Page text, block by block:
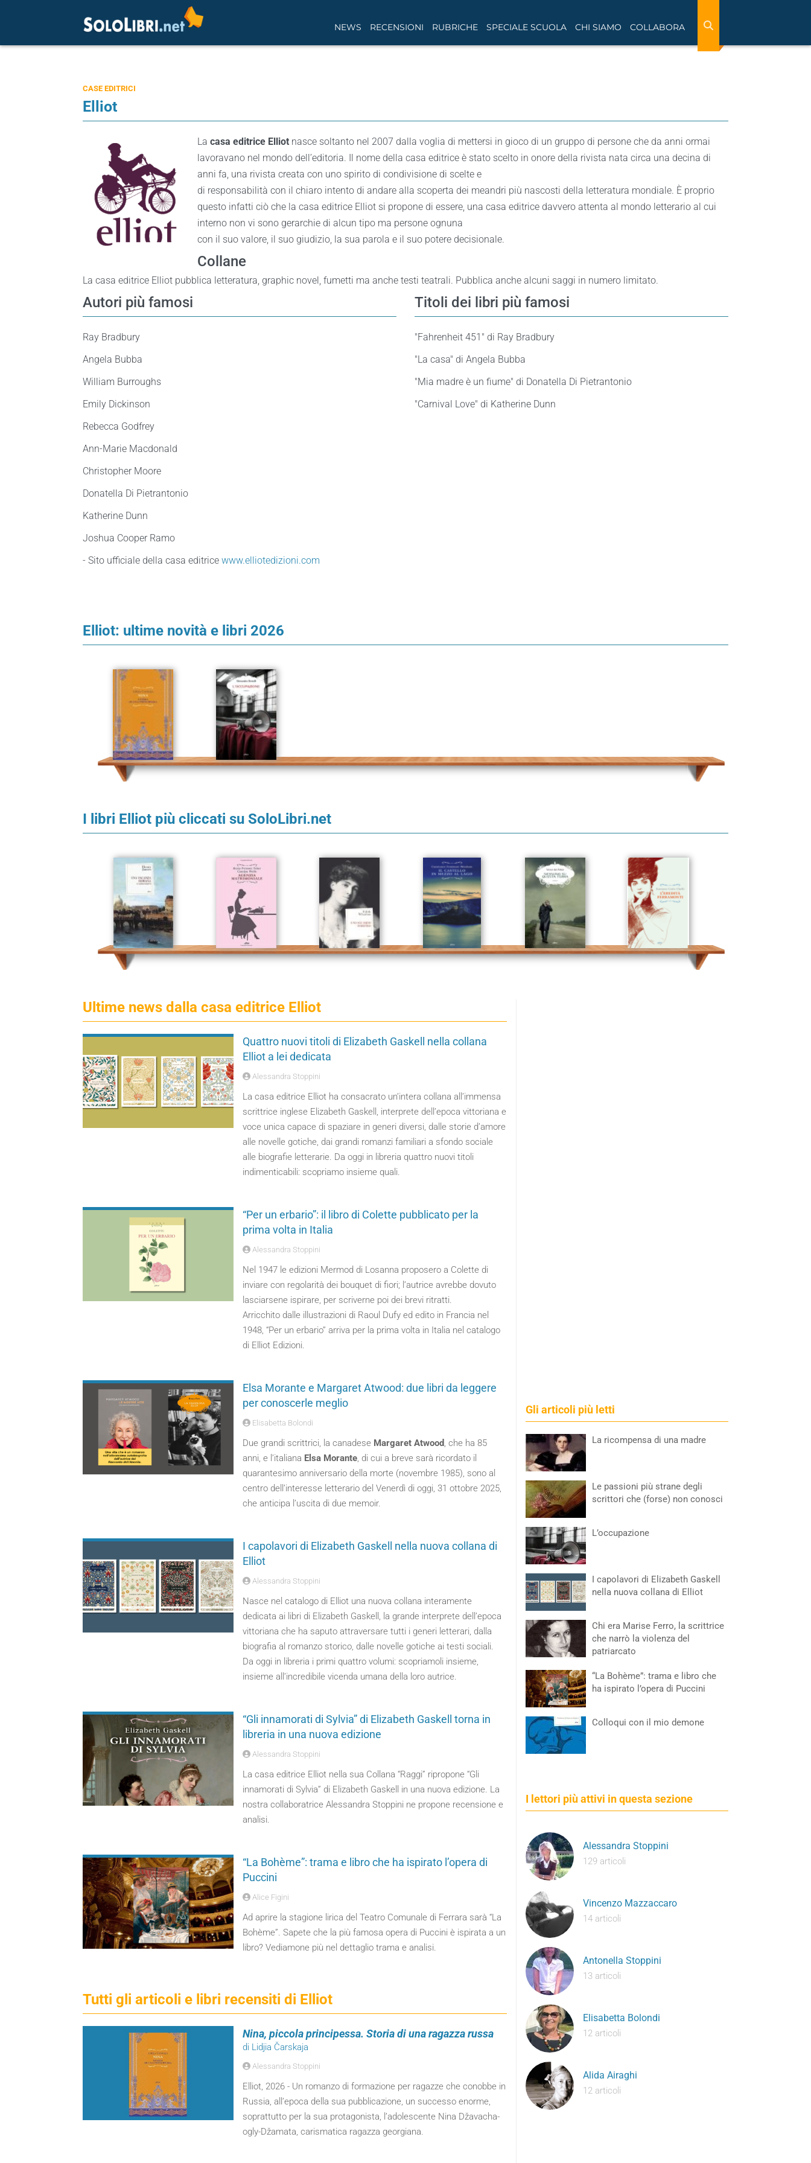
NEWS RECENSIONI RUBRICHE SPECIALE SCUOLA CHI SIAMO COLLABORA
CASE EDITRICI
Elliot
La casa editrice Elliot nasce soltanto nel 2007 dalla voglia di mettersi in gioco di un gruppo di persone che da anni ormai
lavoravano nel mondo dell’editoria. Il nome della casa editrice è stato scelto in onore della rivista nata circa una decina di
anni fa, una rivista creata con uno spirito di condivisione di scelte e
di responsabilità con il chiaro intento di andare alla scoperta dei meandri più nascosti della letteratura mondiale. È proprio
questo infatti ciò che la casa editrice Elliot si propone di essere, una casa editrice davvero attenta al mondo letterario al cui
interno non vi sono gerarchie di alcun tipo ma persone ognuna
con il suo valore, il suo giudizio, la sua parola e il suo potere decisionale.
Collane
La casa editrice Elliot pubblica letteratura, graphic novel, fumetti ma anche testi teatrali. Pubblica anche alcuni saggi in numero limitato.
Autori più famosi
Ray Bradbury
Angela Bubba
William Burroughs
Emily Dickinson
Rebecca Godfrey
Ann-Marie Macdonald
Christopher Moore
Donatella Di Pietrantonio
Katherine Dunn
Joshua Cooper Ramo
Titoli dei libri più famosi
"Fahrenheit 451" di Ray Bradbury
"La casa" di Angela Bubba
"Mia madre è un fiume" di Donatella Di Pietrantonio
"Carnival Love" di Katherine Dunn
- Sito ufficiale della casa editrice www.elliotedizioni.com
Elliot: ultime novità e libri 2026
I libri Elliot più cliccati su SoloLibri.net
Ultime news dalla casa editrice Elliot
Quattro nuovi titoli di Elizabeth Gaskell nella collana
Elliot a lei dedicata
Alessandra Stoppini
La casa editrice Elliot ha consacrato un’intera collana all’immensa
scrittrice inglese Elizabeth Gaskell, interprete dell’epoca vittoriana e
voce unica capace di spaziare in generi diversi, dalle storie d’amore
alle novelle gotiche, dai grandi romanzi familiari a sfondo sociale
alle biografie letterarie. Da oggi in libreria quattro nuovi titoli
indimenticabili: scopriamo insieme quali.
“Per un erbario”: il libro di Colette pubblicato per la
prima volta in Italia
Alessandra Stoppini
Nel 1947 le edizioni Mermod di Losanna proposero a Colette di
inviare con regolarità dei bouquet di fiori; l’autrice avrebbe dovuto
lasciarsene ispirare, per scriverne poi dei brevi ritratti.
Arricchito dalle illustrazioni di Raoul Dufy ed edito in Francia nel
1948, “Per un erbario” arriva per la prima volta in Italia nel catalogo
di Elliot Edizioni.
Elsa Morante e Margaret Atwood: due libri da leggere
per conoscerle meglio
Elisabetta Bolondi
Due grandi scrittrici, la canadese Margaret Atwood, che ha 85
anni, e l’italiana Elsa Morante, di cui a breve sarà ricordato il
quarantesimo anniversario della morte (novembre 1985), sono al
centro dell’interesse letterario del Venerdì di oggi, 31 ottobre 2025,
che anticipa l’uscita di due memoir.
I capolavori di Elizabeth Gaskell nella nuova collana di
Elliot
Alessandra Stoppini
Nasce nel catalogo di Elliot una nuova collana interamente
dedicata ai libri di Elizabeth Gaskell, la grande interprete dell’epoca
vittoriana che ha saputo attraversare tutti i generi letterari, dalla
biografia al romanzo storico, dalle novelle gotiche ai testi sociali.
Da oggi in libreria i primi quattro volumi: scopriamoli insieme,
insieme all’incredibile vicenda umana della loro autrice.
“Gli innamorati di Sylvia” di Elizabeth Gaskell torna in
libreria in una nuova edizione
Alessandra Stoppini
La casa editrice Elliot nella sua Collana “Raggi” ripropone “Gli
innamorati di Sylvia” di Elizabeth Gaskell in una nuova edizione. La
nostra collaboratrice Alessandra Stoppini ne propone recensione e
analisi.
“La Bohème”: trama e libro che ha ispirato l’opera di
Puccini
Alice Figini
Ad aprire la stagione lirica del Teatro Comunale di Ferrara sarà “La
Bohème”. Sapete che la più famosa opera di Puccini è ispirata a un
libro? Vediamone più nel dettaglio trama e analisi.
Tutti gli articoli e libri recensiti di Elliot
Nina, piccola principessa. Storia di una ragazza russa
di Lidjia Čarskaja
Alessandra Stoppini
Elliot, 2026 - Un romanzo di formazione per ragazze che conobbe in
Russia, all’epoca della sua pubblicazione, un successo enorme,
soprattutto per la sua protagonista, l’adolescente Nina Džavacha-
ogly-Džamata, carismatica ragazza georgiana.
Gli articoli più letti
La ricompensa di una madre
Le passioni più strane degli
scrittori che (forse) non conosci
L’occupazione
I capolavori di Elizabeth Gaskell
nella nuova collana di Elliot
Chi era Marise Ferro, la scrittrice
che narrò la violenza del
patriarcato
“La Bohème”: trama e libro che
ha ispirato l’opera di Puccini
Colloqui con il mio demone
I lettori più attivi in questa sezione
Alessandra Stoppini
129 articoli
Vincenzo Mazzaccaro
14 articoli
Antonella Stoppini
13 articoli
Elisabetta Bolondi
12 articoli
Alida Airaghi
12 articoli